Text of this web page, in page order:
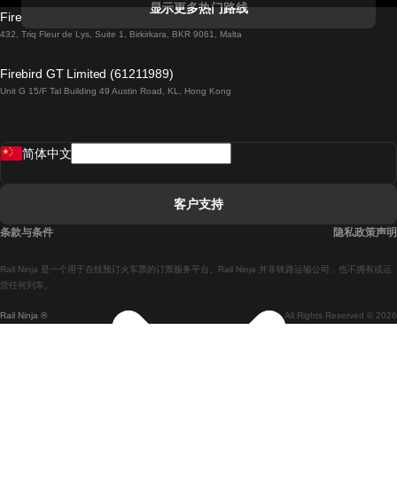
都柏林開往戈尔韦的列車
羅馬開往拿坡里的列車
馬德里開往巴塞罗那的列車
显示更多热门路线
Firebird GT Limited (OC 1451)
432, Triq Fleur de Lys, Suite 1, Birkirkara, BKR 9061, Malta
Firebird GT Limited (61211989)
Unit G 15/F Tal Building 49 Austin Road, KL, Hong Kong
Rail Ninja ® All Rights Reserved © 2026
Rail Ninja 是一个用于在线预订火车票的订票服务平台。Rail Ninja 并非铁路运输公司，也不拥有或运
营任何列车。
简体中文
客户支持
条款与条件 隐私政策声明